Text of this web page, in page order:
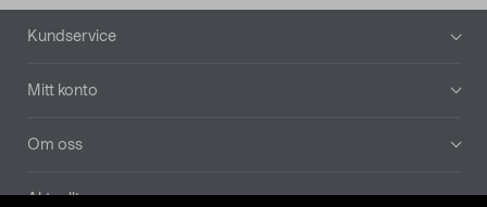
Sidfot
Kundservice
Mitt konto
Om oss
Aktuellt